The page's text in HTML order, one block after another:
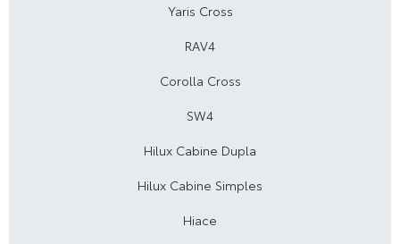
Yaris Cross
RAV4
Corolla Cross
SW4
Hilux Cabine Dupla
Hilux Cabine Simples
Hiace